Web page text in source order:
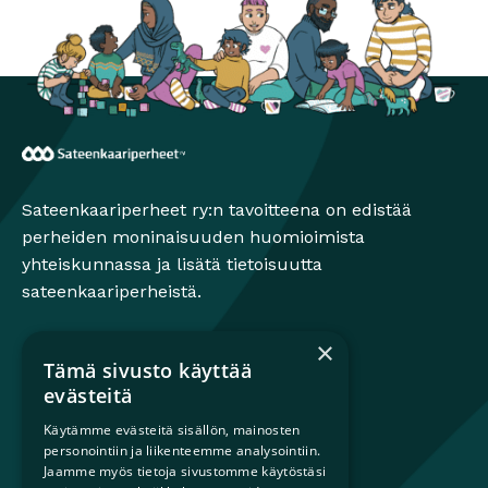
Sateenkaariperheet ry:n tavoitteena on edistää
perheiden moninaisuuden huomioimista
yhteiskunnassa ja lisätä tietoisuutta
sateenkaariperheistä.
Mikä on sateenkaariperhe?
Lapsiperheille
Ammattilaisille
×
Tämä sivusto käyttää
evästeitä
Käytämme evästeitä sisällön, mainosten
personointiin ja liikenteemme analysointiin.
Jaamme myös tietoja sivustomme käytöstäsi